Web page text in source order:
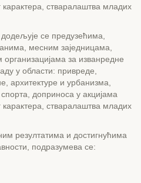
карактера, стваралаштва младих
се предузећима,
месним заједницама,
за изванредне
у области: привреде,
архитектуре и урбанизма,
доприноса у акцијама
карактера, стваралаштва младих
резултатима и достигнућима
подразумева се: